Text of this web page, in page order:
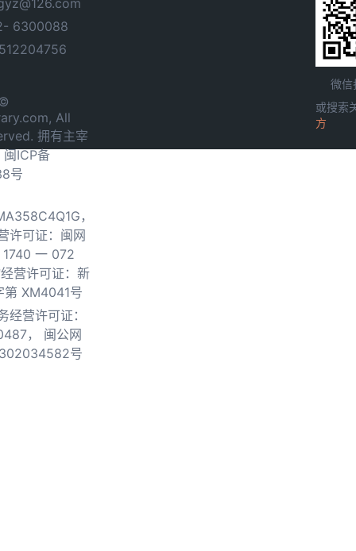
6300088
All
拥有主宰
闽ICP备
号
，
许可证：闽网
一 072
营许可证：新
第 XM4041号
经营许可证：
，
闽公网
号
微信
或搜索
方